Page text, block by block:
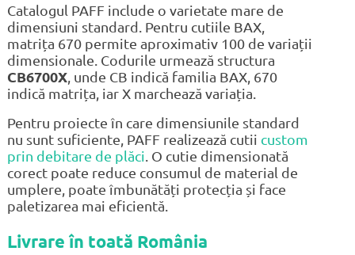
Catalogul PAFF include o varietate mare de
dimensiuni standard. Pentru cutiile BAX,
matrița 670 permite aproximativ 100 de variații
dimensionale. Codurile urmează structura
CB6700X, unde CB indică familia BAX, 670
indică matrița, iar X marchează variația.
Pentru proiecte în care dimensiunile standard
nu sunt suficiente, PAFF realizează cutii custom
prin debitare de plăci. O cutie dimensionată
corect poate reduce consumul de material de
umplere, poate îmbunătăți protecția și face
paletizarea mai eficientă.
Livrare în toată România